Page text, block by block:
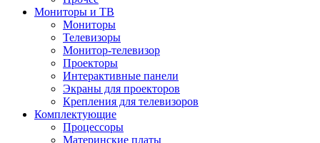
Мониторы и ТВ
Мониторы
Телевизоры
Монитор-телевизор
Проекторы
Интерактивные панели
Экраны для проекторов
Крепления для телевизоров
Комплектующие
Процессоры
Материнские платы